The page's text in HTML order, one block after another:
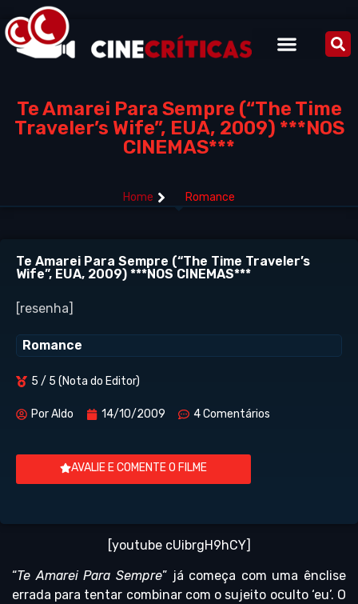
Te Amarei Para Sempre (“The Time
Traveler’s Wife”, EUA, 2009) ***NOS
CINEMAS***
Home Romance
Te Amarei Para Sempre (“The Time Traveler’s
Wife”, EUA, 2009) ***NOS CINEMAS***
[resenha]
Romance
5 / 5 (Nota do Editor)
PorAldo 14/10/2009 4 Comentários
AVALIE E COMENTE O FILME
[youtube cUibrgH9hCY]
“Te Amarei Para Sempre” já começa com uma ênclise
errada para tentar combinar com o sujeito oculto ‘eu’. O